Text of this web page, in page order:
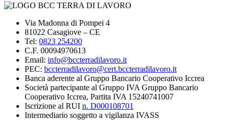
Via Madonna di Pompei 4
81022 Casagiove – CE
Tel: 0823 254200
C.F. 00094970613
Email: info@bccterradilavoro.it
PEC: bccterradilavoro@cert.bccterradilavoro.it
Banca aderente al Gruppo Bancario Cooperativo Iccrea
Società partecipante al Gruppo IVA Gruppo Bancario
Cooperativo Iccrea, Partita IVA 15240741007
Iscrizione al RUI n. D000108701
Intermediario soggetto a vigilanza IVASS